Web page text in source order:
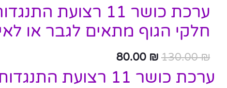
ערכת כושר 11 רצועת
חלקי הגוף מתאים לגבר או
130.00₪
80.00 ₪
ערכת כושר 11 רצועת התנגדות לאימון לכל חלקי הגוף